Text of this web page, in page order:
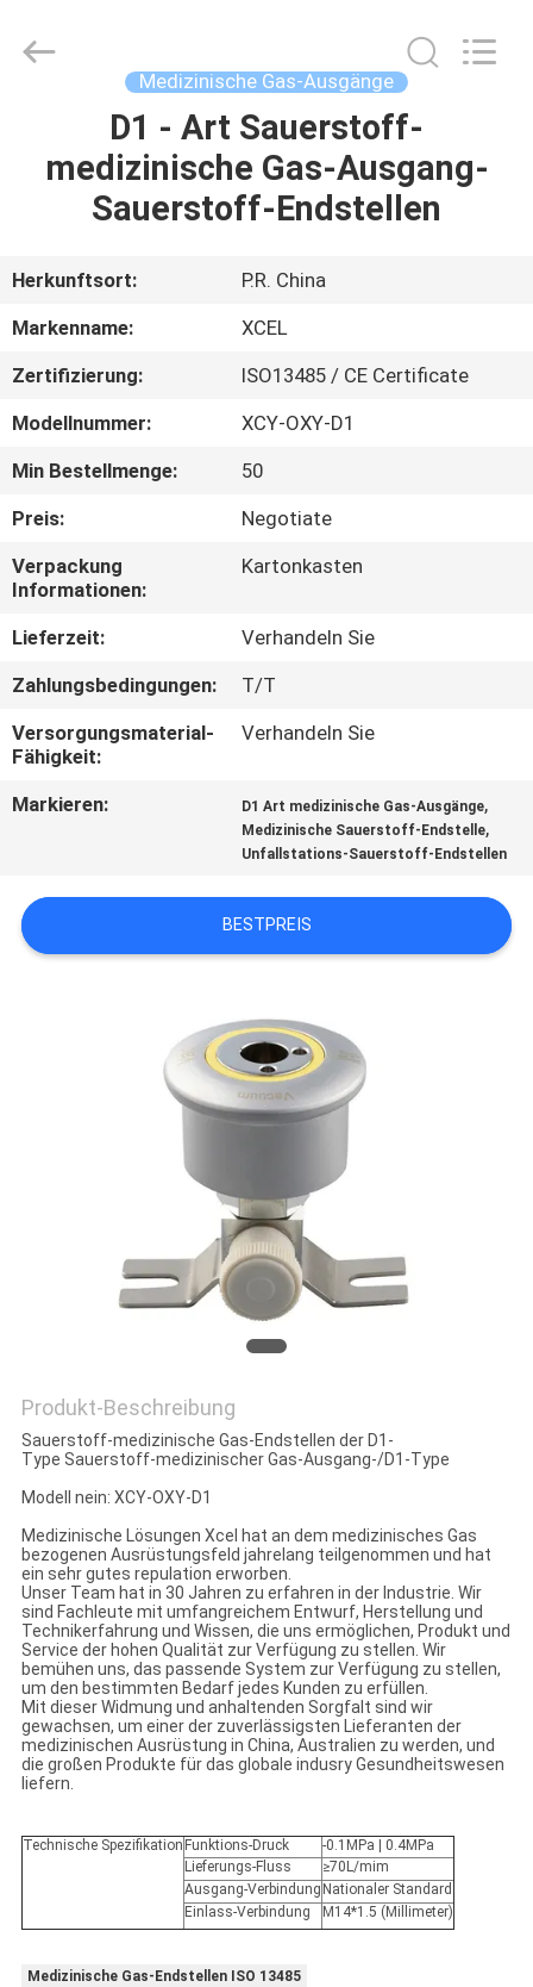
PRODUKTE
ÜBER
UNS
FABRIK-
AUSFLUG
QUALITÄTSKONTROLLE
TRETEN
SIE
MIT
IN
VERBINDUNG
SIE
EIN
Medizinische Gas-Ausgänge
D1 - Art Sauerstoff-
medizinische Gas-Ausgang-
Sauerstoff-Endstellen
Herkunftsort:
P.R. China
Markenname:
XCEL
Zertifizierung:
ISO13485 / CE Certificate
Modellnummer:
XCY-OXY-D1
Min Bestellmenge:
50
Preis:
Negotiate
Verpackung
Informationen:
Kartonkasten
Lieferzeit:
Verhandeln Sie
Zahlungsbedingungen:
T/T
Versorgungsmaterial-
Fähigkeit:
Verhandeln Sie
Markieren: D1 Art medizinische Gas-Ausgänge,
Medizinische Sauerstoff-Endstelle,
Unfallstations-Sauerstoff-Endstellen
BESTPREIS
Produkt-Beschreibung
Sauerstoff-medizinische Gas-Endstellen der D1-
Type Sauerstoff-medizinischer Gas-Ausgang-/D1-Type
Modell nein: XCY-OXY-D1
Medizinische Lösungen Xcel hat an dem medizinisches Gas
bezogenen Ausrüstungsfeld jahrelang teilgenommen und hat
ein sehr gutes repulation erworben.
Unser Team hat in 30 Jahren zu erfahren in der Industrie. Wir
sind Fachleute mit umfangreichem Entwurf, Herstellung und
Technikerfahrung und Wissen, die uns ermöglichen, Produkt und
Service der hohen Qualität zur Verfügung zu stellen. Wir
bemühen uns, das passende System zur Verfügung zu stellen,
um den bestimmten Bedarf jedes Kunden zu erfüllen.
Mit dieser Widmung und anhaltenden Sorgfalt sind wir
gewachsen, um einer der zuverlässigsten Lieferanten der
medizinischen Ausrüstung in China, Australien zu werden, und
die großen Produkte für das globale indusry Gesundheitswesen
liefern.
Technische Spezifikation Funktions-Druck
-0.1MPa | 0.4MPa
Lieferungs-Fluss
≥70L/mim
Ausgang-Verbindung Nationaler Standard
Einlass-Verbindung
M14*1.5 (Millimeter)
Medizinische Gas-Endstellen ISO 13485